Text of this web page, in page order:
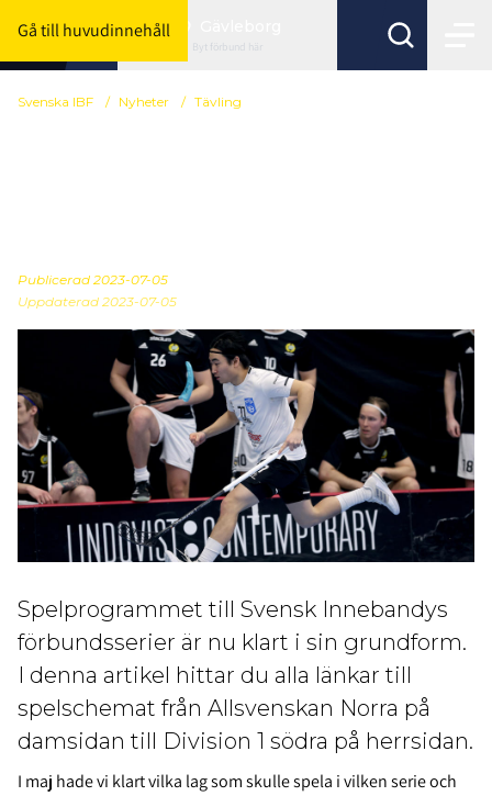
Gå till huvudinnehåll
Byt förbund här
Svenska IBF / Nyheter / Tävling
Publicerad 2023-07-05
Uppdaterad 2023-07-05
Spelprogrammet till Svensk Innebandys
förbundsserier är nu klart i sin grundform.
I denna artikel hittar du alla länkar till
spelschemat från Allsvenskan Norra på
damsidan till Division 1 södra på herrsidan.
I maj hade vi klart vilka lag som skulle spela i vilken serie och